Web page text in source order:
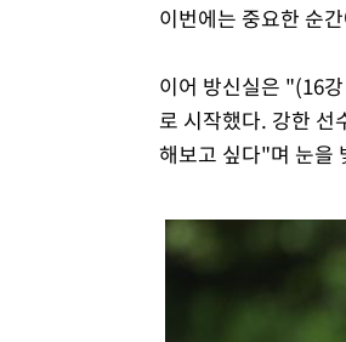
이번에는 중요한 순
이어 방신실은 "(16
로 시작했다. 강한 선
해보고 싶다"며 눈을